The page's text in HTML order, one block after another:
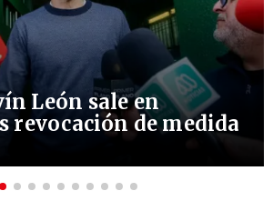
León sale en
revocación de medida